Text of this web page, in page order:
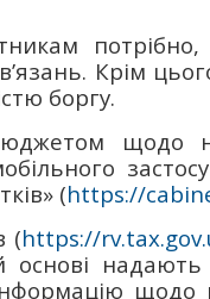
Крім
боргу.
щодо
(https://
(https://
основі надають
щодо